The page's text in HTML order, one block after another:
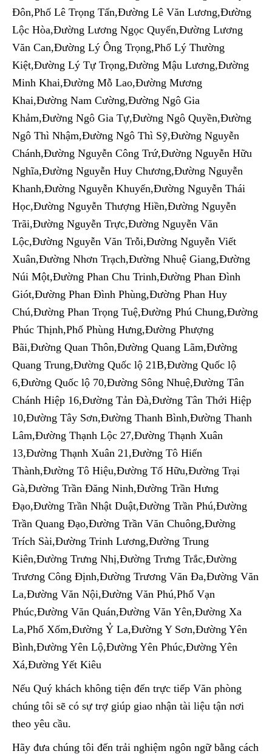
Đôn,Phố Lê Trọng Tấn,Đường Lê Văn Lương,Đường
Lộc Hòa,Đường Lương Ngọc Quyến,Đường Lương
Văn Can,Đường Lý Ông Trọng,Phố Lý Thường
Kiệt,Đường Lý Tự Trọng,Đường Mậu Lương,Đường
Minh Khai,Đường Mỗ Lao,Đường Mương
Khai,Đường Nam Cường,Đường Ngô Gia
Khảm,Đường Ngô Gia Tự,Đường Ngô Quyền,Đường
Ngô Thì Nhậm,Đường Ngô Thì Sỹ,Đường Nguyễn
Chánh,Đường Nguyễn Công Trứ,Đường Nguyễn Hữu
Nghĩa,Đường Nguyễn Huy Chương,Đường Nguyễn
Khanh,Đường Nguyễn Khuyến,Đường Nguyễn Thái
Học,Đường Nguyễn Thượng Hiền,Đường Nguyễn
Trãi,Đường Nguyễn Trực,Đường Nguyễn Văn
Lộc,Đường Nguyễn Văn Trỗi,Đường Nguyễn Viết
Xuân,Đường Nhơn Trạch,Đường Nhuệ Giang,Đường
Núi Một,Đường Phan Chu Trinh,Đường Phan Đình
Giót,Đường Phan Đình Phùng,Đường Phan Huy
Chú,Đường Phan Trọng Tuệ,Đường Phú Chung,Đường
Phúc Thịnh,Phố Phùng Hưng,Đường Phượng
Bãi,Đường Quan Thôn,Đường Quang Lãm,Đường
Quang Trung,Đường Quốc lộ 21B,Đường Quốc lộ
6,Đường Quốc lộ 70,Đường Sông Nhuệ,Đường Tân
Chánh Hiệp 16,Đường Tản Đà,Đường Tân Thới Hiệp
10,Đường Tây Sơn,Đường Thanh Bình,Đường Thanh
Lâm,Đường Thạnh Lộc 27,Đường Thạnh Xuân
13,Đường Thạnh Xuân 21,Đường Tô Hiến
Thành,Đường Tô Hiệu,Đường Tố Hữu,Đường Trại
Gà,Đường Trần Đăng Ninh,Đường Trần Hưng
Đạo,Đường Trần Nhật Duật,Đường Trần Phú,Đường
Trần Quang Đạo,Đường Trần Văn Chuông,Đường
Trích Sài,Đường Trinh Lương,Đường Trung
Kiên,Đường Trưng Nhị,Đường Trưng Trắc,Đường
Trương Công Định,Đường Trương Văn Đa,Đường Văn
La,Đường Văn Nội,Đường Văn Phú,Phố Vạn
Phúc,Đường Văn Quán,Đường Văn Yên,Đường Xa
La,Phố Xốm,Đường Ỷ La,Đường Y Sơn,Đường Yên
Bình,Đường Yên Lộ,Đường Yên Phúc,Đường Yên
Xá,Đường Yết Kiêu
Nếu Quý khách không tiện đến trực tiếp Văn phòng
chúng tôi sẽ có sự trợ giúp giao nhận tài liệu tận nơi
theo yêu cầu.
Hãy đưa chúng tôi đến trải nghiệm ngôn ngữ bằng cách